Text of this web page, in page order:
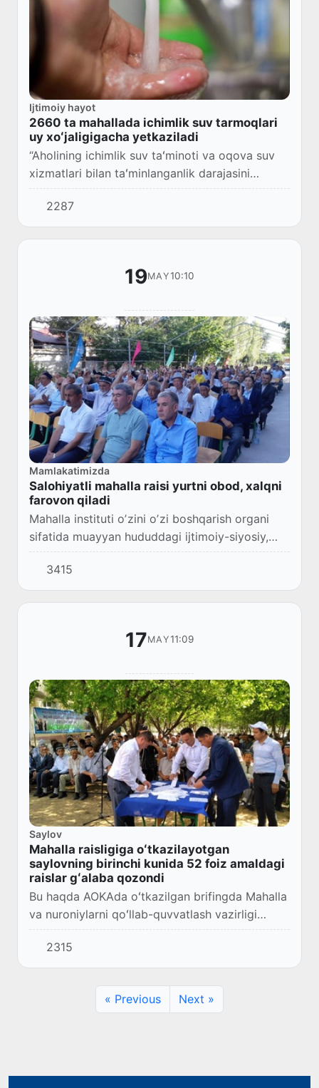
Ijtimoiy hayot
2660 ta mahallada ichimlik suv tarmoqlari
uy xoʻjaligigacha yetkaziladi
“Aholining ichimlik suv taʻminoti va oqova suv
xizmatlari bilan taʻminlanganlik darajasini
oshirish boʻyicha qoʻshimcha chora-tadbirlar
toʻgʻrisida”gi Prezident qarori (PQ–257-son,...
2287
19MAY10:10
Mamlakatimizda
Salohiyatli mahalla raisi yurtni obod, xalqni
farovon qiladi
Mahalla instituti oʼzini oʼzi boshqarish organi
sifatida muayyan hududdagi ijtimoiy-siyosiy,
madaniy va boshqa masalalarda mustaqil ish
olib boruvchi ijtimoiy tuzilmadir. Soʼnggi y...
3415
17MAY11:09
Saylov
Mahalla raisligiga oʻtkazilayotgan
saylovning birinchi kunida 52 foiz amaldagi
raislar gʻalaba qozondi
Bu haqda AOKAda oʻtkazilgan brifingda Mahalla
va nuroniylarni qoʻllab-quvvatlash vazirligi
axborot xizmati rahbari Saodat Boymirzayeva
maʼlum qildi.
2315
« Previous Next »